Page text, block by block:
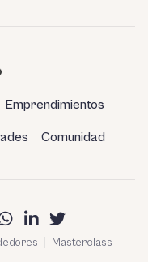
Emprendimientos
Comunidad
Masterclass